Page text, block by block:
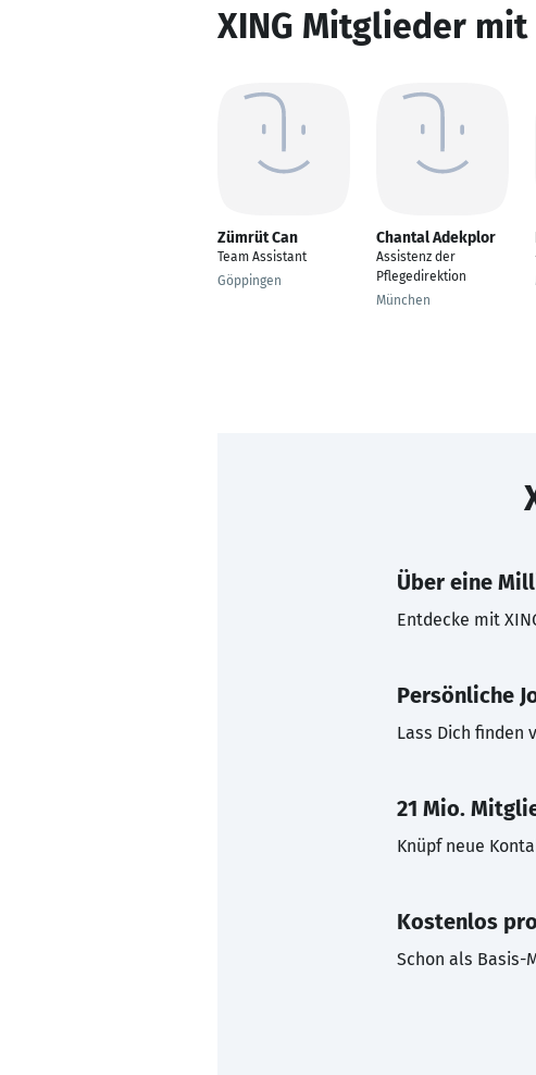
XING Mitglieder
Zümrüt Can
Team Assistant
Göppingen
Chantal Adekplor
Assistenz der
Pflegedirektion
München
Über eine
Entdecke mit
Persönliche
Lass Dich finden
21 Mio.
Knüpf neue
Kostenlos
Schon als Basis-